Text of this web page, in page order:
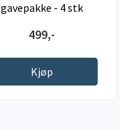
gavepakke - 4 stk
499,-
Kjøp